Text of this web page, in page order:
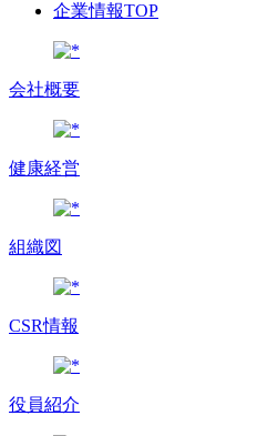
企業情報TOP
会社概要
健康経営
組織図
CSR情報
役員紹介